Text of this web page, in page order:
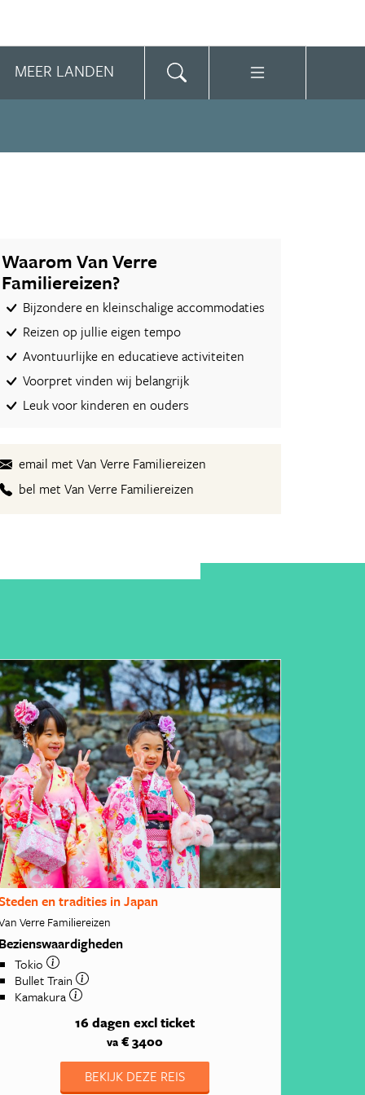
MEER LANDEN
Waarom Van Verre
Familiereizen?
Bijzondere en kleinschalige accommodaties
Reizen op jullie eigen tempo
Avontuurlijke en educatieve activiteiten
Voorpret vinden wij belangrijk
Leuk voor kinderen en ouders
email met Van Verre Familiereizen
bel met Van Verre Familiereizen
en tradities in Japan
Verre Familiereizen
Bezienswaardigheden
Tokio
Bullet Train
Kamakura
16 dagen excl ticket
va € 3400
BEKIJK DEZE REIS